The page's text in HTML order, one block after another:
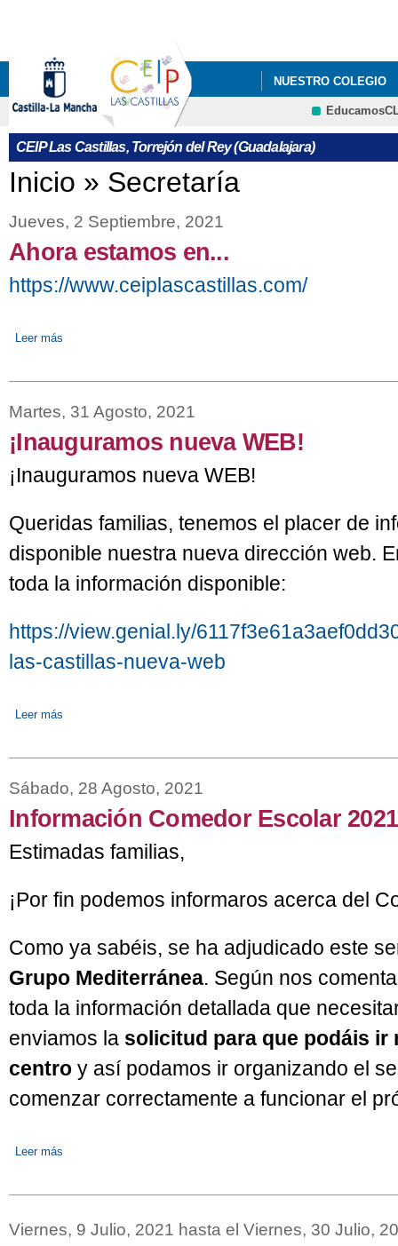
NUESTRO COLEGIO
CEIP Las Castillas, Torrejón del Rey (Guadalajara)
Se encuentra usted aquí
Inicio » Secretaría
Jueves, 2 Septiembre, 2021
Ahora estamos en...
https://www.ceiplascastillas.com/
Leer más
Martes, 31 Agosto, 2021
¡Inauguramos nueva WEB!
¡Inauguramos nueva WEB!
Queridas familias, tenemos el placer de
disponible nuestra nueva dirección web.
toda la información disponible:
https://view.genial.ly/
las-castillas-nueva-web
Leer más
Sábado, 28 Agosto, 2021
Información Comedor Escolar
Estimadas familias,
¡Por fin podemos informaros acerca del
Como ya sabéis, se ha adjudicado este
Grupo Mediterránea. Según nos
toda la información detallada que
enviamos la solicitud para que podáis ir
centro y así podamos ir organizando el
comenzar correctamente a funcionar el
Leer más
Viernes, 9 Julio, 2021 hasta el Viernes, 30 Julio,